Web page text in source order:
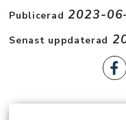
Publicerad 2023-
Senast uppdaterad